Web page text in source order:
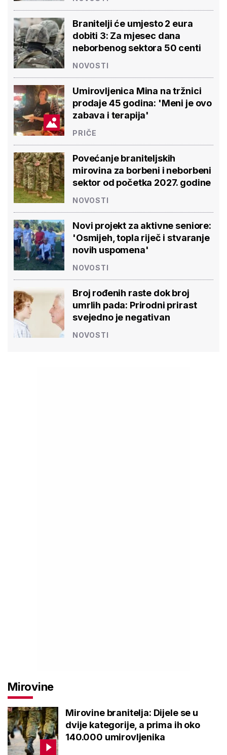
Branitelji će umjesto 2 eura
dobiti 3: Za mjesec dana
neborbenog sektora 50 centi
NOVOSTI
Umirovljenica Mina na tržnici
prodaje 45 godina: 'Meni je ovo
zabava i terapija'
PRIČE
Povećanje braniteljskih
mirovina za borbeni i neborbeni
sektor od početka 2027. godine
NOVOSTI
Novi projekt za aktivne seniore:
'Osmijeh, topla riječ i stvaranje
novih uspomena'
NOVOSTI
Broj rođenih raste dok broj
umrlih pada: Prirodni prirast
svejedno je negativan
NOVOSTI
Mirovine
Mirovine branitelja: Dijele se u
dvije kategorije, a prima ih oko
140.000 umirovljenika